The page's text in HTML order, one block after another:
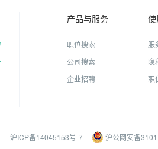
产品与服务
职位搜索
公司搜索
企业招聘
服
隐
职
沪ICP备14045153号-7 沪公网安备